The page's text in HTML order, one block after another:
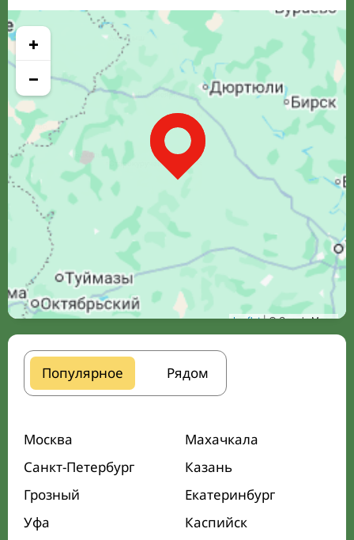
+
−
Leaflet| © Google Maps
Популярное Рядом
Москва
Махачкала
Санкт-Петербург
Казань
Грозный
Екатеринбург
Уфа
Каспийск